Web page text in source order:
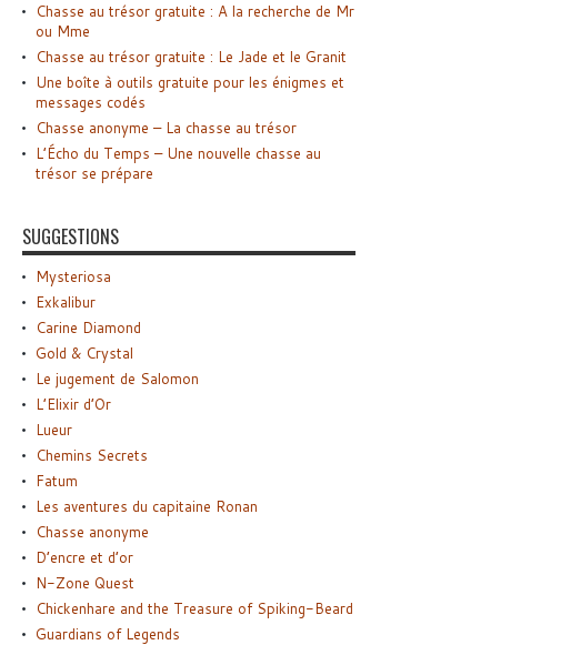
Chasse au trésor gratuite : A la recherche de Mr
ou Mme
Chasse au trésor gratuite : Le Jade et le Granit
Une boîte à outils gratuite pour les énigmes et
messages codés
Chasse anonyme – La chasse au trésor
L’Écho du Temps – Une nouvelle chasse au
trésor se prépare
SUGGESTIONS
Mysteriosa
Exkalibur
Carine Diamond
Gold & Crystal
Le jugement de Salomon
L’Elixir d’Or
Lueur
Chemins Secrets
Fatum
Les aventures du capitaine Ronan
Chasse anonyme
D’encre et d’or
N-Zone Quest
Chickenhare and the Treasure of Spiking-Beard
Guardians of Legends